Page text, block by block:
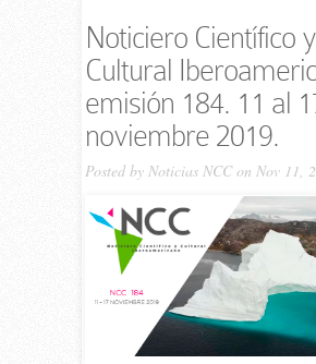
Noticiero Científico y
Cultural
emisión 184. 11 al
noviembre 2019.
Posted by Noticias NCCon Nov 11,